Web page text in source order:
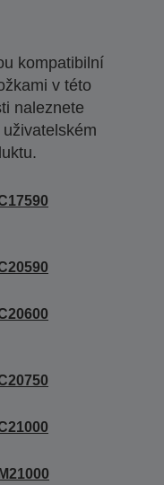
kompatibilní
v této
naleznete